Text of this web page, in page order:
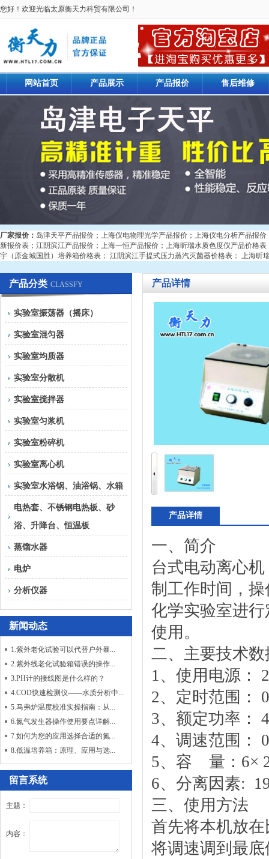
您好！欢迎光临太原衡天力科贸有限公司！
网站首页 产品展示 产品报价 售后维修
厂家报价： 岛津天平产品报价 ； 上海仪电物理光学产品报价 ； 上海仪电分析产品报价
新报价表 ； 江阴滨江产品报价 ； 上海一恒产品报价 ； 上海昕瑞水质色度仪产品价格表
宇（原金城国胜）培养箱价格表 ； 江阴滨江手提式压力蒸汽灭菌器价格表 ； 上海昕
产品分类 CLASSFY
实验室振荡器（摇床）
实验室混匀器
实验室均质器
实验室分散机
实验室搅拌器
实验室匀浆机
实验室粉碎机
实验室离心机
实验室水浴锅、油浴锅、水箱
电热套、不锈钢电热板、砂
浴、升降台、恒温板
蒸馏水器
电炉
分析仪器
新闻动态
1.紫外老化试验可以代替户外暴...
2.紫外线老化试验箱错误的操作...
3.PH计的接线图是什么样的？
4.COD快速检测仪——水质分析中...
5.马弗炉温度校准实操指南：从...
6.氮气发生器操作使用要点详解...
7.如何为您的应用选择合适的氮...
8.低温培养箱：原理、应用与选...
留言系统
主题：
内容：
产品详情
产品详情
一、简介
台式电动离心
制工作时间，
化学实验室进
使用。
二、主要技术数
1、使用电源：
2、定时范围：
3、额定功率：
4、调速范围：
5、容 量：6×
6、分离因素:
三、使用方法
首先将本机放
将调速调到最